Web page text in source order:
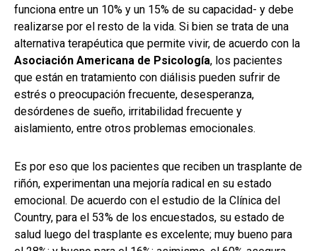
funciona entre un 10% y un 15% de su capacidad- y debe
realizarse por el resto de la vida. Si bien se trata de una
alternativa terapéutica que permite vivir, de acuerdo con la
Asociación Americana de Psicología, los pacientes
que están en tratamiento con diálisis pueden sufrir de
estrés o preocupación frecuente, desesperanza,
desórdenes de sueño, irritabilidad frecuente y
aislamiento, entre otros problemas emocionales.
Es por eso que los pacientes que reciben un trasplante de
riñón, experimentan una mejoría radical en su estado
emocional. De acuerdo con el estudio de la Clínica del
Country, para el 53% de los encuestados, su estado de
salud luego del trasplante es excelente; muy bueno para